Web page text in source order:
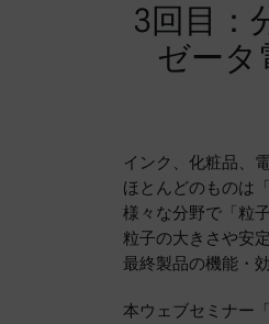
3回目：
ゼータ
インク、化粧品、
ほとんどのものは
様々な分野で「粒
粒子の大きさや安
最終製品の機能・
本ウェブセミナー